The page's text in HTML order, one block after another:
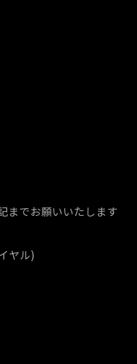
までお願いいたします
ヤル)